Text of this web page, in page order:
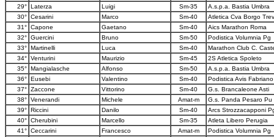
29° Laterza Luigi Sm-35
A.s.p.a. Bastia Umbra
30° Cesarini Marco Sm-40
Atletica Cva Borgo
31° Capone Gaetano Sm-40
Aics Marathon Roma
32° Guercini Bruno Sm-50
Podistica Volumnia Pg
33° Martinelli Luca Sm-40
Marathon Club C.
34° Venturini Maurizio Sm-45
2S Atletica Spoleto
35° Mangialasche Alfonso Sm-50
A.s.p.a. Bastia Umbra
36° Eusebi Valentino Sm-40
Podistica Avis
37° Zaccone Vittorino Sm-40
G.s. Brancaleone Asti
38° Venerandi Michele Amat-m
G.s. Panda Pesaro Pu
39° Riccini Danilo Sm-40
Arcs Strozzacapponi
40° Cherubini Marcello Sm-35
Atleta Libero Perugia
41° Ceccarini Francesco Amat-m
Podistica Volumnia Pg